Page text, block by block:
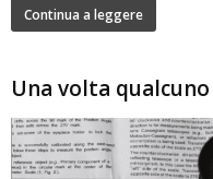
Continua a leggere
Una volta